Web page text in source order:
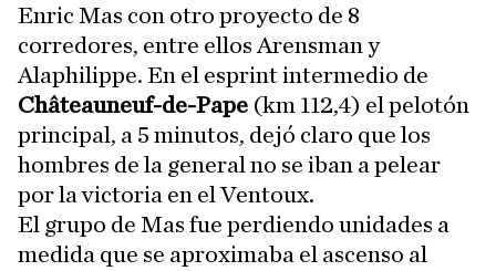
Enric Mas con otro proyecto de 8
corredores, entre ellos Arensman y
Alaphilippe. En el esprint intermedio de
Châteauneuf-de-Pape (km 112,4) el pelotón
principal, a 5 minutos, dejó claro que los
hombres de la general no se iban a pelear
por la victoria en el Ventoux.
El grupo de Mas fue perdiendo unidades a
medida que se aproximaba el ascenso al